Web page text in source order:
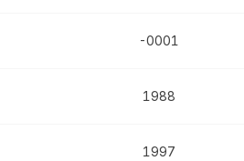
-0001
1988
1997